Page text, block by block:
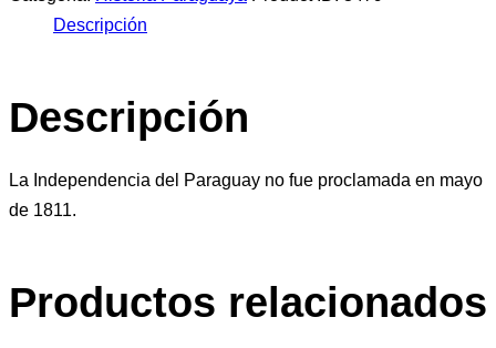
Paraguay
proclamada
mayo
de
Descripción
Descripción
La Independencia del Paraguay no fue proclamada en mayo
de 1811.
Productos relacionados